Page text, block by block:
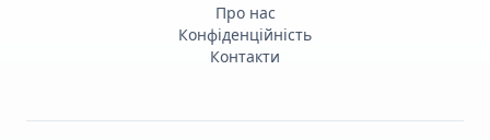
Про нас
Конфіденційність
Контакти